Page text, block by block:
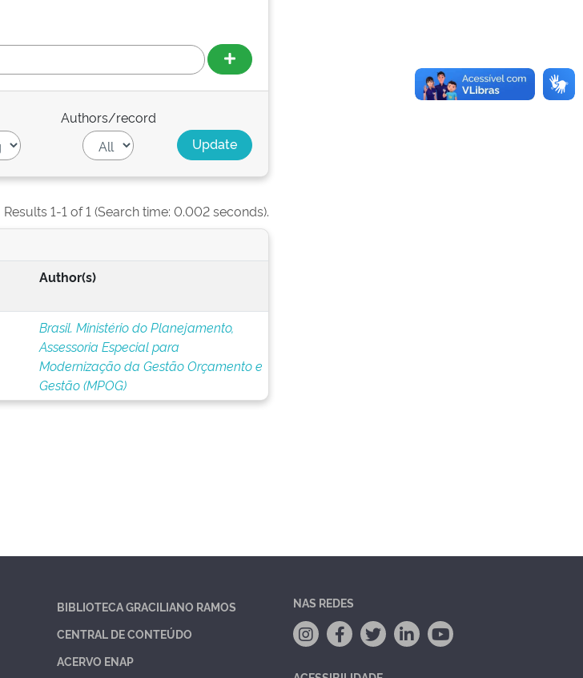
Authors/record
Results 1-1 of 1 (Search time: 0.002 seconds).
Author(s)
Brasil. Ministério do Planejamento,
Assessoria Especial para
Modernização da Gestão Orçamento e
Gestão (MPOG)
BIBLIOTECA GRACILIANO RAMOS
CENTRAL DE CONTEÚDO
ACERVO ENAP
NAS REDES